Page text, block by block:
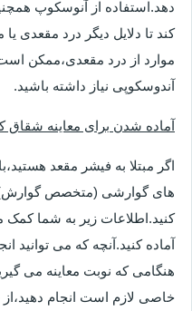
دهد.استفاده از آنوسکوپ
کند تا دلایل دیگر درد مقعدی یا
موارد از درد مقعدی،ممکن است
آندوسکوپی نیاز داشته باشید.
آماده شدن برای معاینه
اگر مبتلا به فیشر مقعد
های گوارشی (متخصص
کنید.اطلاعات زیر به شما کمک
آماده کنید.آنچه که می توانید
هنگامی که نوبت معاینه می
خاصی لازم است انجام